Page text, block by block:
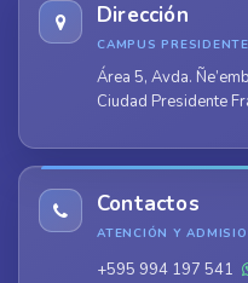
Dirección
CAMPUS
Área 5, Avda.
Ciudad Presidente
Contactos
ATENCIÓN Y
+595 994 197 541